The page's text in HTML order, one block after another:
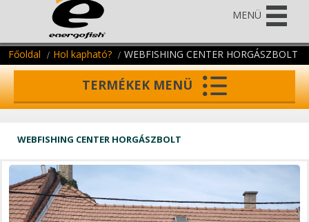
MENÜ
Főoldal Hol kapható? WEBFISHING CENTER HORGÁSZBOLT
TERMÉKEK MENÜ
WEBFISHING CENTER HORGÁSZBOLT